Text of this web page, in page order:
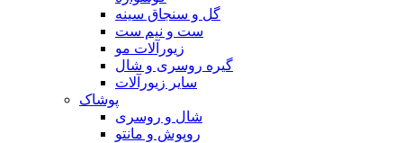
گل و سنجاق سینه
ست و نیم ست
زیورآلات مو
گیره روسری و شال
سایر زیورآلات
پوشاک
شال و روسری
روپوش و مانتو